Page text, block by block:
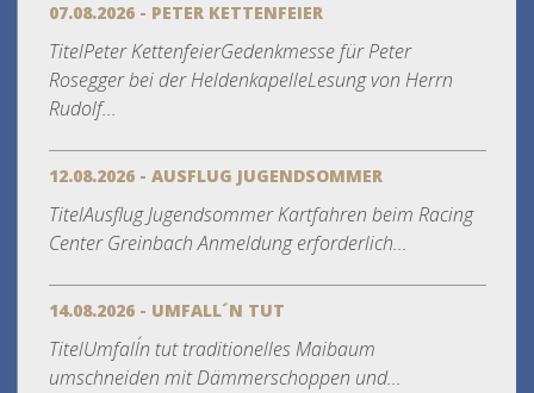
07.08.2026 - PETER KETTENFEIER
TitelPeter KettenfeierGedenkmesse für Peter
Rosegger bei der HeldenkapelleLesung von Herrn
Rudolf...
12.08.2026 - AUSFLUG JUGENDSOMMER
TitelAusflug Jugendsommer Kartfahren beim Racing
Center Greinbach Anmeldung erforderlich...
14.08.2026 - UMFALL´N TUT
TitelUmfall´n tut traditionelles Maibaum
umschneiden mit Dämmerschoppen und...